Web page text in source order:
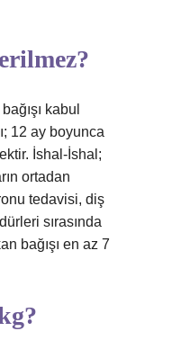
kabul
12 ay boyunca
İshal-İshal;
ortadan
tedavisi, diş
sırasında
bağışı en az 7